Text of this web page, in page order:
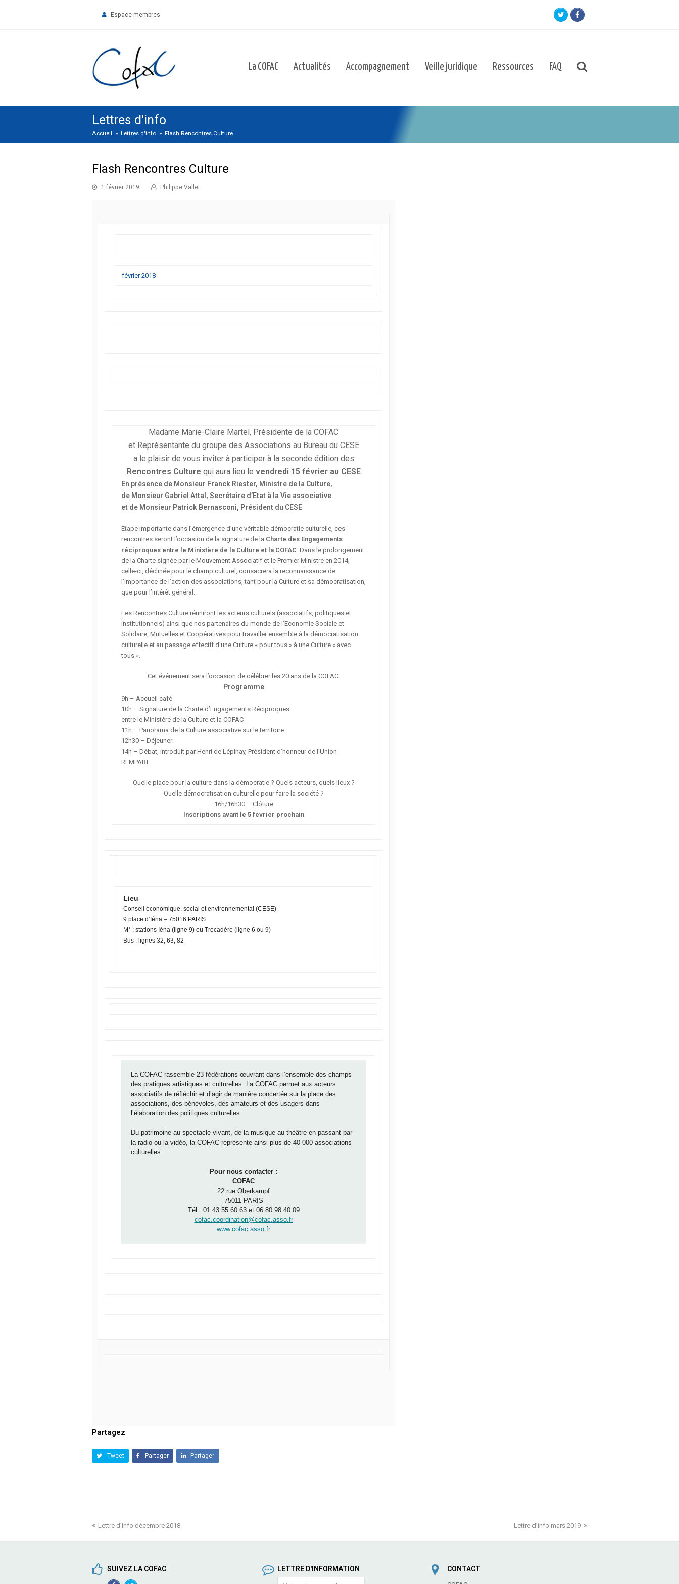
Espace membres TwitterFacebook
La COFAC Actualités Accompagnement Veille juridique Ressources FAQ
Lettres d'info
Accueil » Lettres d'info » Flash Rencontres Culture
Flash Rencontres Culture
1 février 2019 Philippe Vallet
février 2018
Madame Marie-Claire Martel, Présidente de la COFAC
et Représentante du groupe des Associations au Bureau du CESE
a le plaisir de vous inviter à participer à la seconde édition des
Rencontres Culture qui aura lieu le vendredi 15 février au CESE
En présence de Monsieur Franck Riester, Ministre de la Culture,
de Monsieur Gabriel Attal, Secrétaire d’Etat à la Vie associative
et de Monsieur Patrick Bernasconi, Président du CESE
Etape importante dans l’émergence d’une véritable démocratie culturelle, ces
rencontres seront l’occasion de la signature de la Charte des Engagements
réciproques entre le Ministère de la Culture et la COFAC. Dans le prolongement
de la Charte signée par le Mouvement Associatif et le Premier Ministre en 2014,
celle-ci, déclinée pour le champ culturel, consacrera la reconnaissance de
l’importance de l’action des associations, tant pour la Culture et sa démocratisation,
que pour l’intérêt général.
Les Rencontres Culture réuniront les acteurs culturels (associatifs, politiques et
institutionnels) ainsi que nos partenaires du monde de l’Economie Sociale et
Solidaire, Mutuelles et Coopératives pour travailler ensemble à la démocratisation
culturelle et au passage effectif d’une Culture « pour tous » à une Culture « avec
tous ».
Cet événement sera l’occasion de célébrer les 20 ans de la COFAC.
Programme
9h – Accueil café
10h – Signature de la Charte d’Engagements Réciproques
entre le Ministère de la Culture et la COFAC
11h – Panorama de la Culture associative sur le territoire
12h30 – Déjeuner
14h – Débat, introduit par Henri de Lépinay, Président d’honneur de l’Union
REMPART
Quelle place pour la culture dans la démocratie ? Quels acteurs, quels lieux ?
Quelle démocratisation culturelle pour faire la société ?
16h/16h30 – Clôture
Inscriptions avant le 5 février prochain
Lieu
Conseil économique, social et environnemental (CESE)
9 place d’Iéna – 75016 PARIS
M° : stations Iéna (ligne 9) ou Trocadéro (ligne 6 ou 9)
Bus : lignes 32, 63, 82
La COFAC rassemble 23 fédérations œuvrant dans l’ensemble des champs
des pratiques artistiques et culturelles. La COFAC permet aux acteurs
associatifs de réfléchir et d’agir de manière concertée sur la place des
associations, des bénévoles, des amateurs et des usagers dans
l’élaboration des politiques culturelles.
Du patrimoine au spectacle vivant, de la musique au théâtre en passant par
la radio ou la vidéo, la COFAC représente ainsi plus de 40 000 associations
culturelles.
Pour nous contacter :
COFAC
22 rue Oberkampf
75011 PARIS
Tél : 01 43 55 60 63 et 06 80 98 40 09
cofac.coordination@cofac.asso.fr
www.cofac.asso.fr
Partagez
Tweet Partager Partager
previous
Lettre d’info décembre 2018
next
Lettre d’info mars 2019
SUIVEZ LA COFAC LETTRE D'INFORMATION CONTACT